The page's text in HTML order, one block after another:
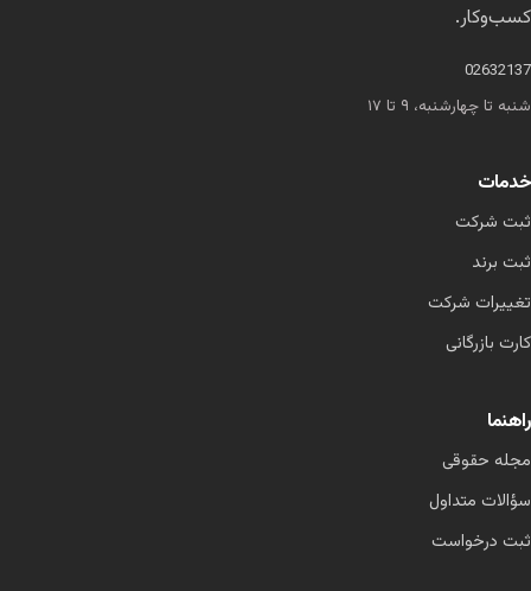
کسب‌وکار.
02632137
شنبه تا چهارشنبه، ۹ تا ۱۷
خدمات
ثبت شرکت
ثبت برند
تغییرات شرکت
کارت بازرگانی
راهنما
مجله حقوقی
سؤالات متداول
ثبت درخواست